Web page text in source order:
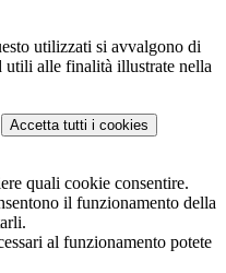
utilizzati si avvalgono di
utili alle finalità illustrate nella
Accetta tutti i cookies
quali cookie consentire.
il funzionamento della
al funzionamento potete